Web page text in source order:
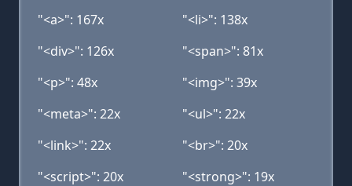
"<a>": 167x
"<li>": 138x
"<div>": 126x
"<span>": 81x
"<p>": 48x
"<img>": 39x
"<meta>": 22x
"<ul>": 22x
"<link>": 22x
"<br>": 20x
"<script>": 20x
"<strong>": 19x